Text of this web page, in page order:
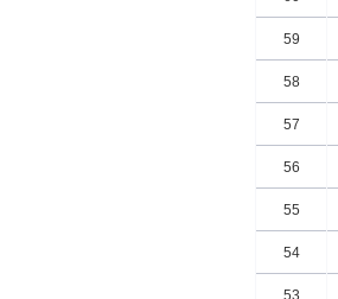
59
58
57
56
55
54
53